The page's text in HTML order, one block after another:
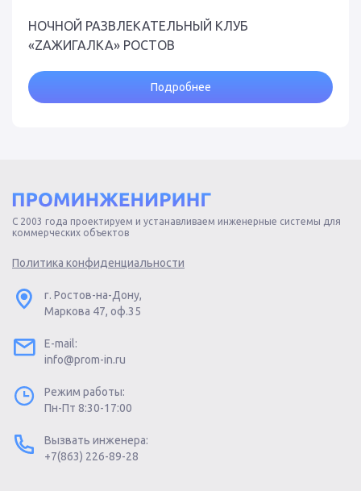
НОЧНОЙ РАЗВЛЕКАТЕЛЬНЫЙ КЛУБ
«ZАЖИГАЛКА» РОСТОВ
Подробнее
С 2003 года проектируем и устанавливаем инженерные системы для
коммерческих объектов
Политика конфиденциальности
г. Ростов-на-Дону,
Маркова 47, оф.35
E-mail:
info@prom-in.ru
Режим работы:
Пн-Пт 8:30-17:00
Вызвать инженера:
+7(863) 226-89-28